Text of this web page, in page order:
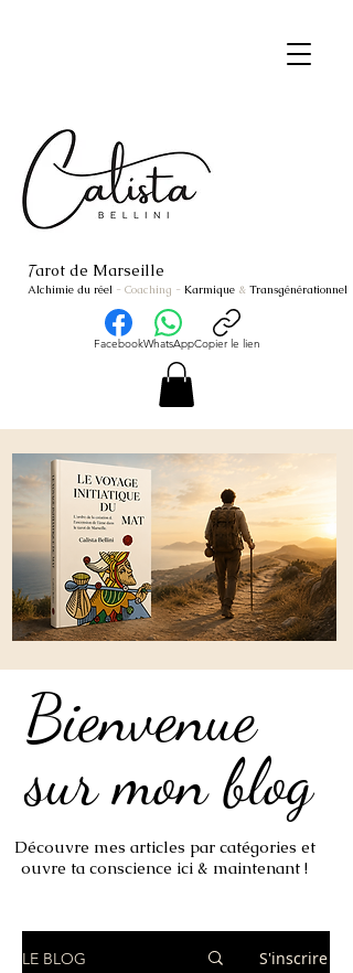
Tarot de Marseille
Alchimie du réel - Coaching - Karmique & Transgénérationnel
FacebookWhatsAppCopier le lien
Bienvenue
sur mon blog
Bienvenue
sur mon blog
Découvre mes articles par catégories et
ouvre ta conscience ici & maintenant !
LE BLOG S'inscrire